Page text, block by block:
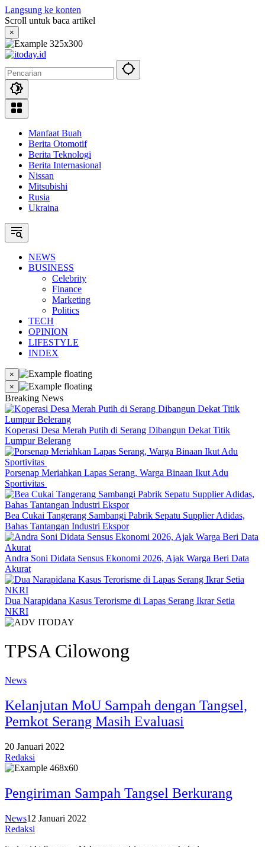
Langsung ke konten
Scroll untuk baca artikel
×
Manfaat Buah
Berita Otomotif
Berita Teknologi
Berita Internasional
Nissan
Mitsubishi
Rusia
Ukraina
NEWS
BUSINESS
Celebrity
Finance
Marketing
Politics
TECH
OPINION
LIFESTYLE
INDEX
×
×
Breaking News
Koperasi Desa Merah Putih di Serang Dibangun Dekat Titik
Lumpur Belerang
Porsenap Meriahkan Lapas Serang, Warga Binaan Ikut Adu
Sportivitas
Bea Cukai Tangerang Sambangi Pabrik Sepatu Supplier Adidas,
Bahas Tantangan Industri Ekspor
Andra Soni Didata Sensus Ekonomi 2026, Ajak Warga Beri Data
Akurat
Dua Narapidana Kasus Terorisme di Lapas Serang Ikrar Setia
NKRI
TPSA Cilowong
News
Kelanjutan MoU Sampah dengan Tangsel,
Pemkot Serang Masih Evaluasi
20 Januari 2022
Redaksi
Pengiriman Sampah Tangsel Berkurang
News12 Januari 2022
Redaksi